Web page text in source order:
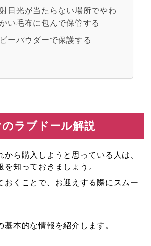
日光が当たらない場所でやわ
い毛布に包んで保管する
ーパウダーで保護する
ラブドール解説
から購入しようと思っている人は、
を知っておきましょう。
おくことで、お迎えする際にスムー
基本的な情報を紹介します。